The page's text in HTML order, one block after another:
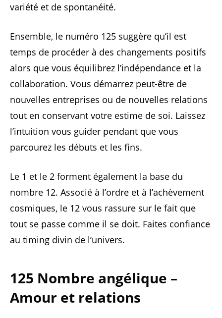
variété et de spontanéité.
Ensemble, le numéro 125 suggère qu’il est
temps de procéder à des changements positifs
alors que vous équilibrez l’indépendance et la
collaboration. Vous démarrez peut-être de
nouvelles entreprises ou de nouvelles relations
tout en conservant votre estime de soi. Laissez
l’intuition vous guider pendant que vous
parcourez les débuts et les fins.
Le 1 et le 2 forment également la base du
nombre 12. Associé à l’ordre et à l’achèvement
cosmiques, le 12 vous rassure sur le fait que
tout se passe comme il se doit. Faites confiance
au timing divin de l’univers.
125 Nombre angélique –
Amour et relations